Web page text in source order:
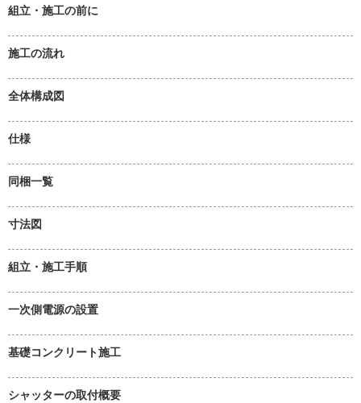
組立・施工の前に
施工の流れ
全体構成図
仕様
同梱一覧
寸法図
組立・施工手順
一次側電源の設置
基礎コンクリート施工
シャッターの取付概要